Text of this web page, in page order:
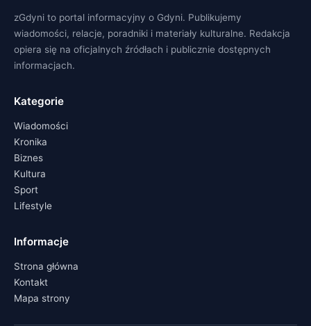
zGdyni to portal informacyjny o Gdyni. Publikujemy
wiadomości, relacje, poradniki i materiały kulturalne. Redakcja
opiera się na oficjalnych źródłach i publicznie dostępnych
informacjach.
Kategorie
Wiadomości
Kronika
Biznes
Kultura
Sport
Lifestyle
Informacje
Strona główna
Kontakt
Mapa strony